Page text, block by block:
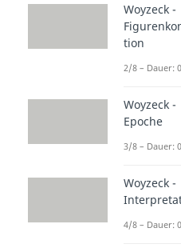
Das
Der
Stadt
Italien.
Woyzeck -
tion
2/8 – Dauer:
Woyzeck -
Epoche
3/8 – Dauer:
Woyzeck -
4/8 – Dauer: